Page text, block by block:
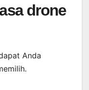
drone
Anda